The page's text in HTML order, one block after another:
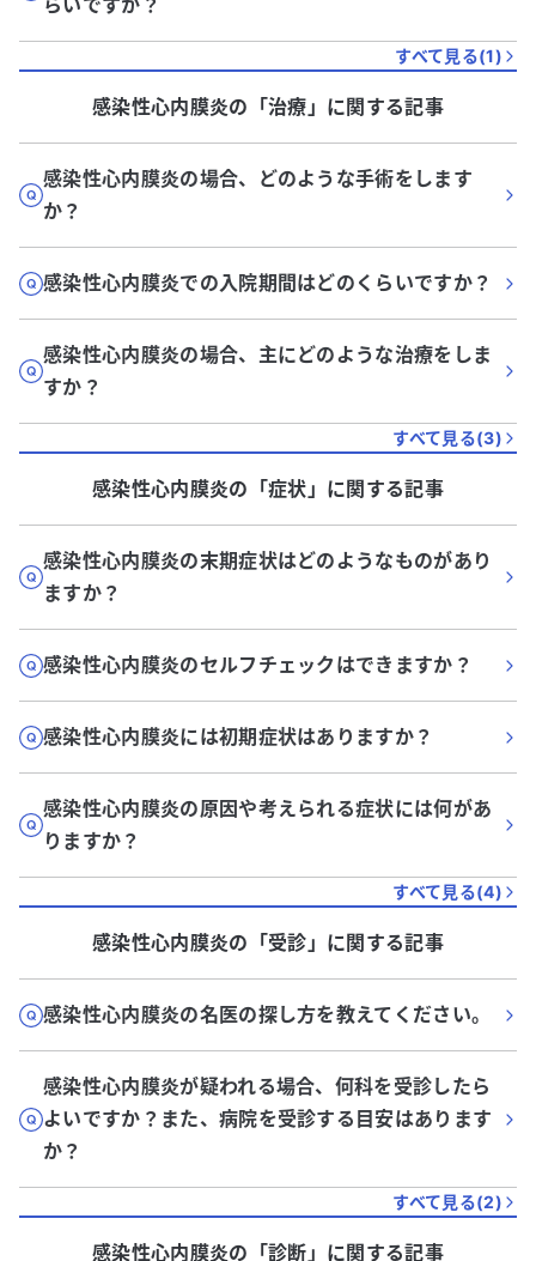
らいですか？
すべて見る(1)
感染性心内膜炎の「治療 」に関する記事
感染性心内膜炎の場合、どのような手術をします
か？
感染性心内膜炎での入院期間はどのくらいですか？
感染性心内膜炎の場合、主にどのような治療をしま
すか？
すべて見る(3)
感染性心内膜炎の「症状 」に関する記事
感染性心内膜炎の末期症状はどのようなものがあり
ますか？
感染性心内膜炎のセルフチェックはできますか？
感染性心内膜炎には初期症状はありますか？
感染性心内膜炎の原因や考えられる症状には何があ
りますか？
すべて見る(4)
感染性心内膜炎の「受診 」に関する記事
感染性心内膜炎の名医の探し方を教えてください。
感染性心内膜炎が疑われる場合、何科を受診したら
よいですか？また、病院を受診する目安はあります
か？
すべて見る(2)
感染性心内膜炎の「診断 」に関する記事